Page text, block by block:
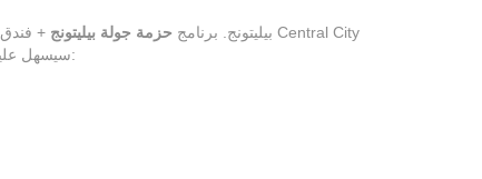
Central City بيليتونج. برنامج حزمة جولة بيليتونج + فندق Central City
سيسهل عليك الاستمتاع بعطلة في بيليتونج بجدول زمني مرن وخدمة ممتازة مع تفاصيل المنشأة التالية: